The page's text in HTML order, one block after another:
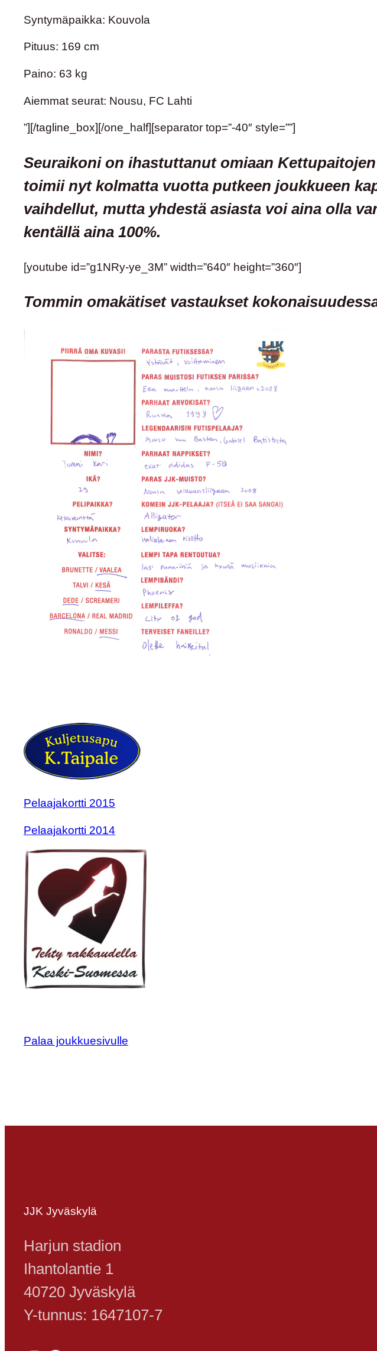
Syntymäpaikka: Kouvola
Pituus: 169 cm
Paino: 63 kg
Aiemmat seurat: Nousu, FC Lahti
”][/tagline_box][/one_half][separator top=”-40″ style=””]
Seuraikoni on ihastuttanut omiaan
toimii nyt kolmatta vuotta putkeen joukkueen
vaihdellut, mutta yhdestä asiasta voi aina olla
kentällä aina 100%.
[youtube id=”g1NRy-ye_3M” width=”640″ height=”360″]
Tommin omakätiset vastaukset
Pelaajakortti 2015
Pelaajakortti 2014
Palaa joukkuesivulle
JJK Jyväskylä
Harjun stadion
Ihantolantie 1
40720 Jyväskylä
Y-tunnus: 1647107-7